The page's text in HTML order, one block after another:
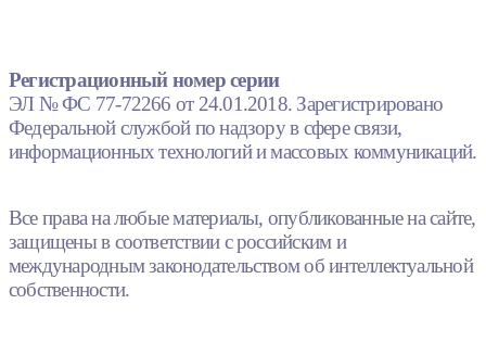
Регистрационный номер серии
ЭЛ № ФС 77-72266 от 24.01.2018. Зарегистрировано
Федеральной службой по надзору в сфере связи,
информационных технологий и массовых коммуникаций.
Все права на любые материалы, опубликованные на сайте,
защищены в соответствии с российским и
международным законодательством об интеллектуальной
собственности.